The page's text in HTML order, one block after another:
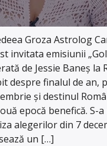
Groza Astrolog
invitata emisiunii
de Jessie Baneș la
despre finalul de an,
și destinul
epocă benefică. S-a
alegerilor din 7
un […]